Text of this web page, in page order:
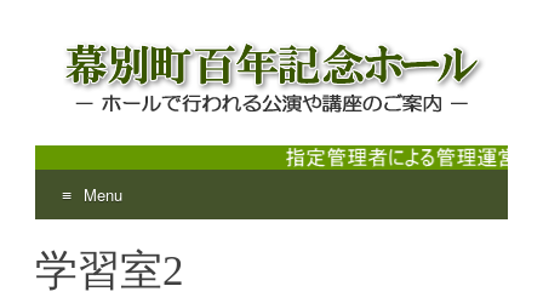
幕別町百年記念ホール
ホールで行われる公演や講座のご案内
Menu
to
content
学習室2